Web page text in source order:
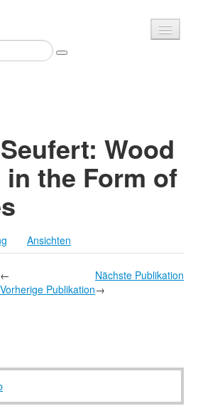
Wood
the Form of
Ansichten
←
Vorherige Publikation
Nächste Publikation
→